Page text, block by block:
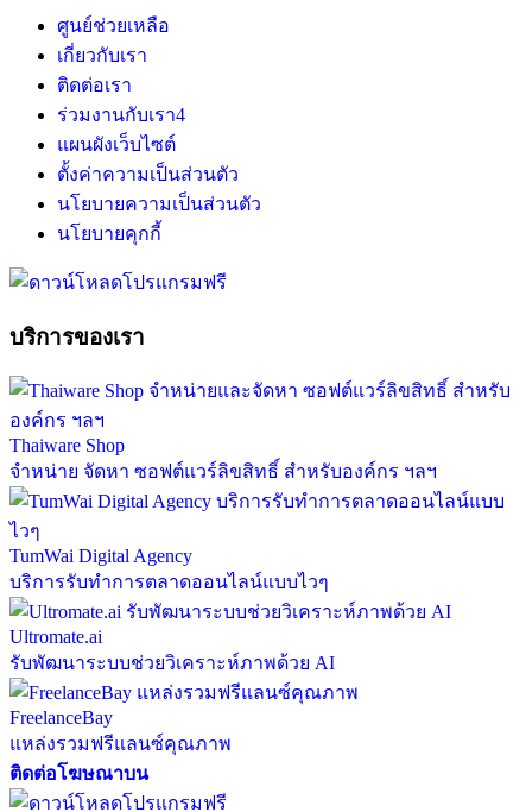
ศูนย์ช่วยเหลือ
เกี่ยวกับเรา
ติดต่อเรา
ร่วมงานกับเรา4
แผนผังเว็บไซต์
ตั้งค่าความเป็นส่วนตัว
นโยบายความเป็นส่วนตัว
นโยบายคุกกี้
บริการของเรา
Thaiware Shop
จำหน่าย จัดหา ซอฟต์แวร์ลิขสิทธิ์ สำหรับองค์กร ฯลฯ
TumWai Digital Agency
บริการรับทำการตลาดออนไลน์แบบไวๆ
Ultromate.ai
รับพัฒนาระบบช่วยวิเคราะห์ภาพด้วย AI
FreelanceBay
แหล่งรวมฟรีแลนซ์คุณภาพ
ติดต่อโฆษณาบน